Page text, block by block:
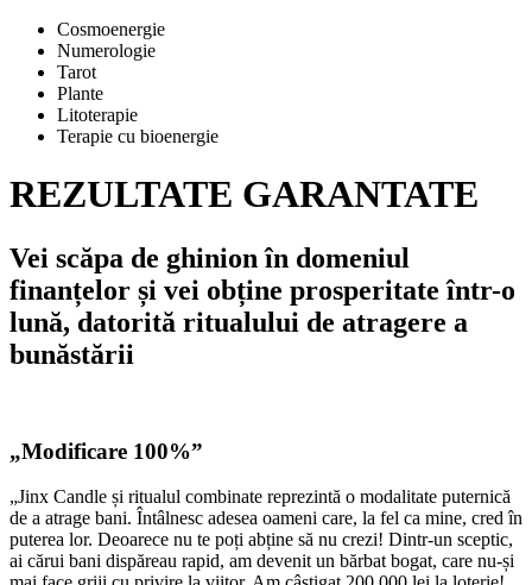
Cosmoenergie
Numerologie
Tarot
Plante
Litoterapie
Terapie cu bioenergie
REZULTATE GARANTATE
Vei scăpa de ghinion în domeniul
finanțelor și vei obține prosperitate într-o
lună, datorită ritualului de atragere a
bunăstării
„Modificare 100%”
„Jinx Candle și ritualul combinate reprezintă o modalitate puternică
de a atrage bani. Întâlnesc adesea oameni care, la fel ca mine, cred în
puterea lor. Deoarece nu te poți abține să nu crezi! Dintr-un sceptic,
ai cărui bani dispăreau rapid, am devenit un bărbat bogat, care nu-și